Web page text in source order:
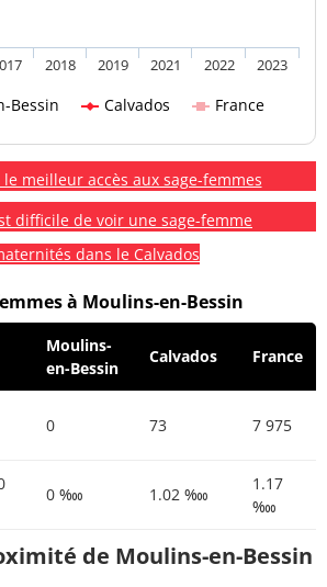
Bessin Calvados France
2018 2019 2021 2022 2023
le meilleur accès aux sage-femmes
difficile de voir une sage-femme
dans le Calvados
à Moulins-en-Bessin
Moulins-
en-Bessin
Calvados France
0 73 7 975
0 ‱ 1.02 ‱
1.17
‱
de Moulins-en-Bessin